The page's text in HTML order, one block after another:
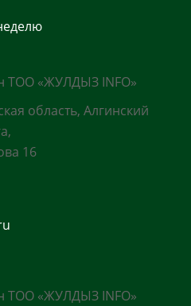
ТОО «ЖУЛДЫЗ INFO»
область, Алгинский
16
ТОО «ЖУЛДЫЗ INFO»